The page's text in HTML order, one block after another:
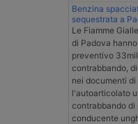
Benzina
sequestrata a
Le Fiamme
di Padova
preventivo
contrabbando,
nei documenti
l'autoarticolato
contrabbando di
conducente